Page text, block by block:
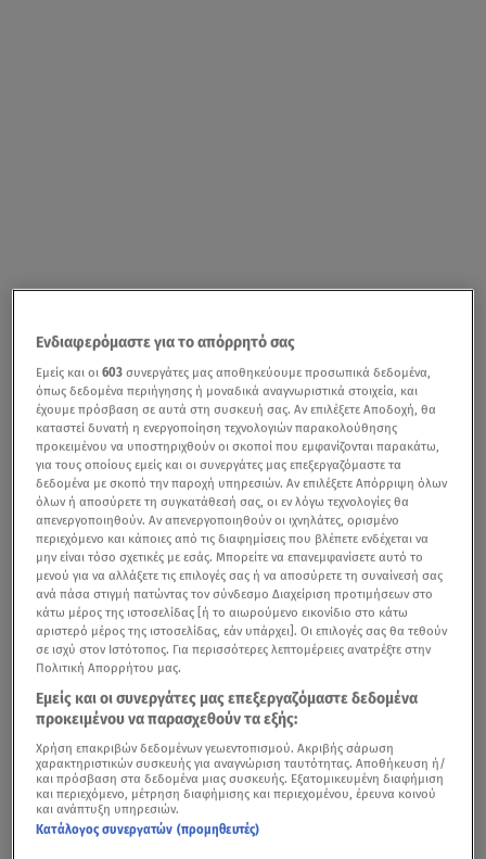
Ενδιαφερόμαστε για το απόρρητό σας
Εμείς και οι603 συνεργάτες μας αποθηκεύουμε προσωπικά δεδομένα,
όπως δεδομένα περιήγησης ή μοναδικά αναγνωριστικά στοιχεία, και
έχουμε πρόσβαση σε αυτά στη συσκευή σας. Αν επιλέξετε Αποδοχή, θα
καταστεί δυνατή η ενεργοποίηση τεχνολογιών παρακολούθησης
προκειμένου να υποστηριχθούν οι σκοποί που εμφανίζονται παρακάτω,
για τους οποίους εμείς και οι συνεργάτες μας επεξεργαζόμαστε τα
δεδομένα με σκοπό την παροχή υπηρεσιών. Αν επιλέξετε Απόρριψη όλων
όλων ή αποσύρετε τη συγκατάθεσή σας, οι εν λόγω τεχνολογίες θα
απενεργοποιηθούν. Αν απενεργοποιηθούν οι ιχνηλάτες, ορισμένο
περιεχόμενο και κάποιες από τις διαφημίσεις που βλέπετε ενδέχεται να
μην είναι τόσο σχετικές με εσάς. Μπορείτε να επανεμφανίσετε αυτό το
μενού για να αλλάξετε τις επιλογές σας ή να αποσύρετε τη συναίνεσή σας
ανά πάσα στιγμή πατώντας τον σύνδεσμο Διαχείριση προτιμήσεων στο
κάτω μέρος της ιστοσελίδας [ή το αιωρούμενο εικονίδιο στο κάτω
αριστερό μέρος της ιστοσελίδας, εάν υπάρχει]. Οι επιλογές σας θα τεθούν
σε ισχύ στον Ιστότοπος. Για περισσότερες λεπτομέρειες ανατρέξτε στην
Πολιτική Απορρήτου μας.
Εμείς και οι συνεργάτες μας επεξεργαζόμαστε δεδομένα
προκειμένου να παρασχεθούν τα εξής:
Χρήση επακριβών δεδομένων γεωεντοπισμού. Ακριβής σάρωση
χαρακτηριστικών συσκευής για αναγνώριση ταυτότητας. Αποθήκευση ή/
και πρόσβαση στα δεδομένα μιας συσκευής. Εξατομικευμένη διαφήμιση
και περιεχόμενο, μέτρηση διαφήμισης και περιεχομένου, έρευνα κοινού
και ανάπτυξη υπηρεσιών.
Κατάλογος συνεργατών (προμηθευτές)